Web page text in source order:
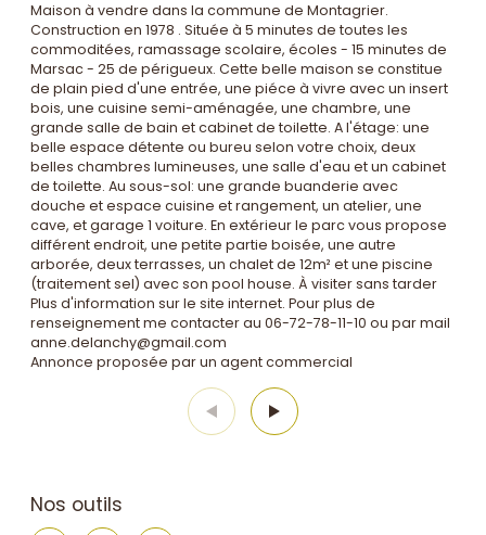
Maison à vendre dans la commune de Montagrier.
Construction en 1978 . Située à 5 minutes de toutes les
commoditées, ramassage scolaire, écoles - 15 minutes de
Marsac - 25 de périgueux. Cette belle maison se constitue
de plain pied d'une entrée, une piéce à vivre avec un insert
bois, une cuisine semi-aménagée, une chambre, une
grande salle de bain et cabinet de toilette. A l'étage: une
belle espace détente ou bureu selon votre choix, deux
belles chambres lumineuses, une salle d'eau et un cabinet
de toilette. Au sous-sol: une grande buanderie avec
douche et espace cuisine et rangement, un atelier, une
cave, et garage 1 voiture. En extérieur le parc vous propose
différent endroit, une petite partie boisée, une autre
arborée, deux terrasses, un chalet de 12m² et une piscine
(traitement sel) avec son pool house. À visiter sans tarder
Plus d'information sur le site internet. Pour plus de
renseignement me contacter au 06-72-78-11-10 ou par mail
anne.delanchy@gmail.com
Annonce proposée par un agent commercial
Nos outils